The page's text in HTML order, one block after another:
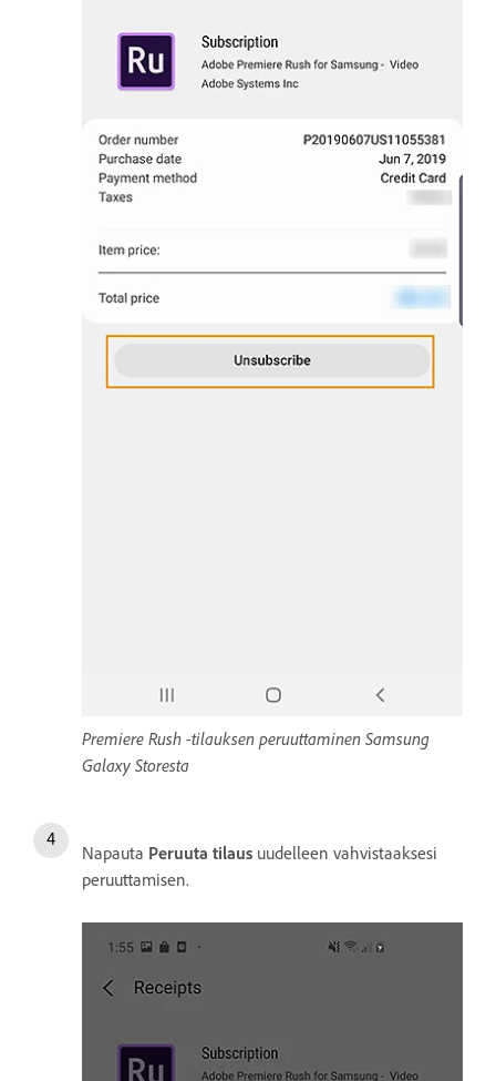
Premiere Rush -tilauksen peruuttaminen Samsung
Galaxy Storesta
Napauta Peruuta tilaus uudelleen vahvistaaksesi
peruuttamisen.